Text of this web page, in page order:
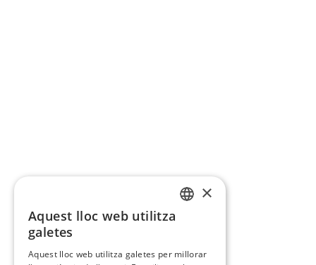
×
Aquest lloc web utilitza
galetes
Aquest lloc web utilitza galetes per millorar